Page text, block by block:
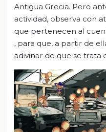
Antigua Grecia. Pero
actividad, observa con
que pertenecen al
, para que, a partir de
adivinar de que se trata